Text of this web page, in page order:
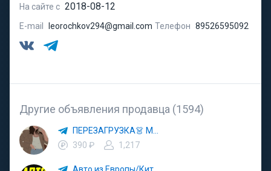
На сайте с 2018-08-12
E-mail leorochkov294@gmail.com Телефон 89526595092
Другие объявления продавца (1594)
390 ₽
1,217